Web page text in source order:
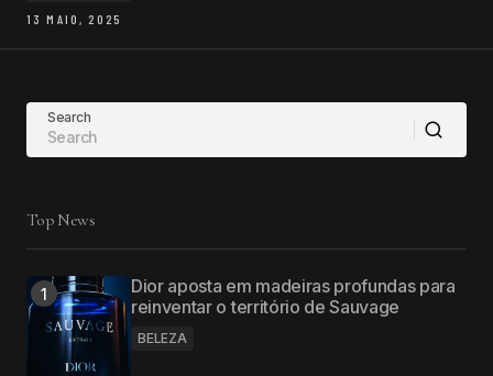
13 MAIO, 2025
Search
Top News
Dior aposta em madeiras profundas para
reinventar o território de Sauvage
BELEZA